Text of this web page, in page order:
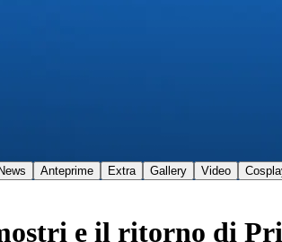
News Anteprime Extra Gallery Video
e il ritorno di